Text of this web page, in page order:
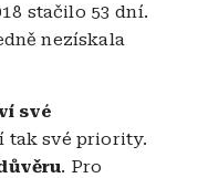
stačilo 53 dní.
nezískala
své
tak své priority.
. Pro